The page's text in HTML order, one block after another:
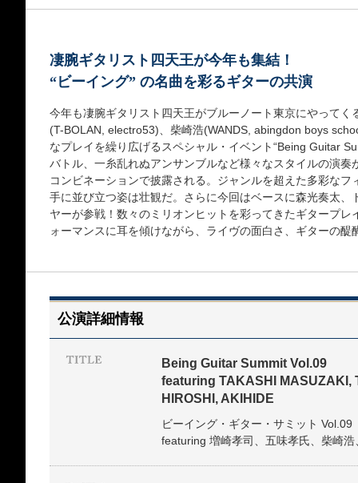
凄腕ギタリスト四天王が今年も集結！
“ビーイング” の名曲を彩るギターの共演
今年も凄腕ギタリスト四天王がブルーノート東京にやって
(T-BOLAN, electro53)、柴崎浩(WANDS, abingdon boys
なプレイを繰り広げるスペシャル・イベント“Being Guitar
バトル、一糸乱れぬアンサンブルなど様々なスタイルの演
コンビネーションで披露される。ジャンルを超えた多彩な
手に並び立つ姿は壮観だ。さらに今回はベースに森光奏太
ヤーが参戦！数々のミリオンヒットを彩ってきたギタープ
ォーマンスに耳を傾けながら、ライヴの面白さ、ギターの醍
公演詳細情報
Being Guitar Summit Vol.09
featuring TAKASHI MASUZAKI,
HIROSHI, AKIHIDE
ビーイング・ギター・サミット Vol.09
featuring 増崎孝司、五味孝氏、柴崎浩